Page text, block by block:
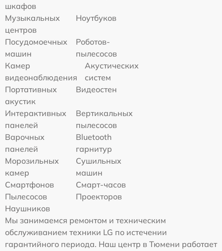
шкафов
Музыкальных
центров
Ноутбуков
Посудомоечных
машин
Роботов-
пылесосов
Камер
видеонаблюдения
Акустических
систем
Портативных
акустик
Видеостен
Интерактивных
панелей
Вертикальных
пылесосов
Варочных
панелей
Bluetooth
гарнитур
Морозильных
камер
Сушильных
машин
Смартфонов
Смарт-часов
Пылесосов
Проекторов
Наушников
Мы занимаемся ремонтом и техническим
обслуживанием техники LG по истечении
гарантийного периода. Наш центр в Тюмени работает